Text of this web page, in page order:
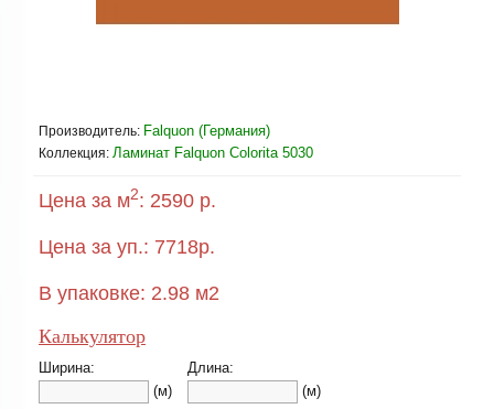
Производитель: Falquon (Германия)
Коллекция: Ламинат Falquon Colorita 5030
Цена за м2: 2590 р.
Цена за уп.: 7718р.
В упаковке: 2.98 м2
Калькулятор
Ширина:
(м)
Длина:
(м)